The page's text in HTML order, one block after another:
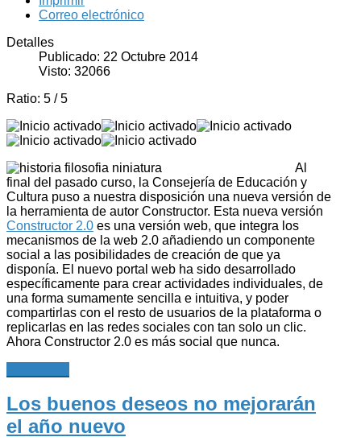
Correo electrónico
Detalles
Publicado: 22 Octubre 2014
Visto: 32066
Ratio: 5 /5
Al
final del pasado curso, la Consejería de Educación y
Cultura puso a nuestra disposición una nueva versión de
la herramienta de autor Constructor. Esta nueva versión
Constructor 2.0 es una versión web, que integra los
mecanismos de la web 2.0 añadiendo un componente
social a las posibilidades de creación de que ya
disponía. El nuevo portal web ha sido desarrollado
específicamente para crear actividades individuales, de
una forma sumamente sencilla e intuitiva, y poder
compartirlas con el resto de usuarios de la plataforma o
replicarlas en las redes sociales con tan solo un clic.
Ahora Constructor 2.0 es más social que nunca.
Los buenos deseos no mejorarán
el año nuevo